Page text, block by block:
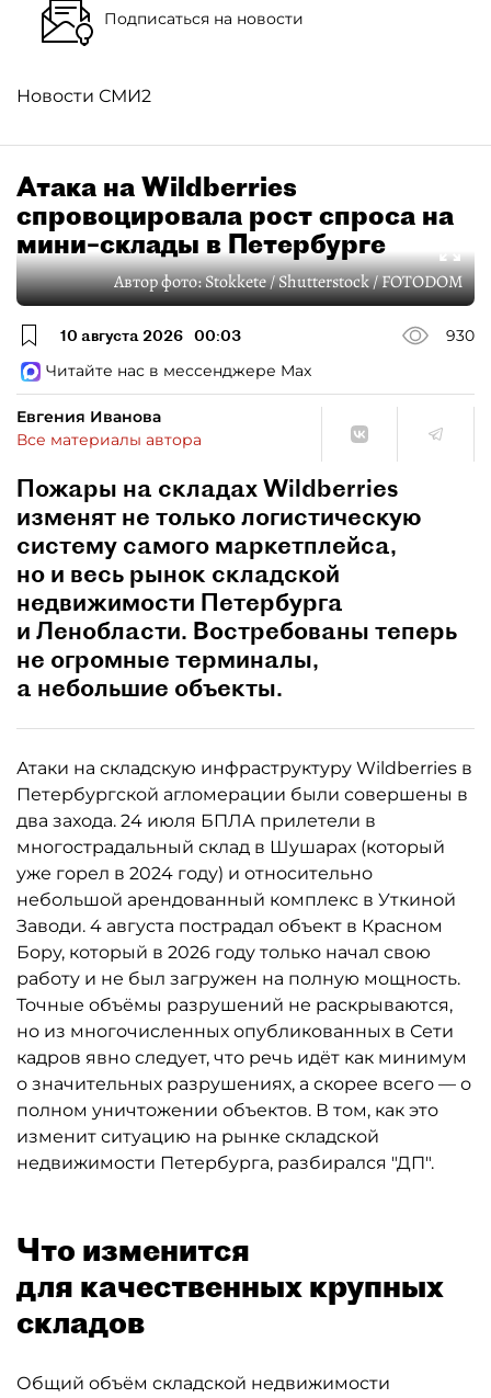
Подписаться на новости
Новости СМИ2
Атака на Wildberries
спровоцировала рост спроса на
мини–склады в Петербурге
Автор фото:Stokkete / Shutterstock / FOTODOM
10 августа 2026 00:03
930
Читайте нас в мессенджере Max
Евгения Иванова
Все материалы автора
Пожары на складах Wildberries
изменят не только логистическую
систему самого маркетплейса,
но и весь рынок складской
недвижимости Петербурга
и Ленобласти. Востребованы теперь
не огромные терминалы,
а небольшие объекты.
Атаки на складскую инфраструктуру Wildberries в
Петербургской агломерации были совершены в
два захода. 24 июля БПЛА прилетели в
многострадальный склад в Шушарах (который
уже горел в 2024 году) и относительно
небольшой арендованный комплекс в Уткиной
Заводи. 4 августа пострадал объект в Красном
Бору, который в 2026 году только начал свою
работу и не был загружен на полную мощность.
Точные объёмы разрушений не раскрываются,
но из многочисленных опубликованных в Сети
кадров явно следует, что речь идёт как минимум
о значительных разрушениях, а скорее всего — о
полном уничтожении объектов. В том, как это
изменит ситуацию на рынке складской
недвижимости Петербурга, разбирался "ДП".
Что изменится
для качественных крупных
складов
Общий объём складской недвижимости